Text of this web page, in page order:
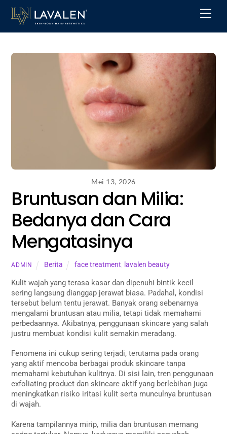
content
Mei 13, 2026
Bruntusan dan Milia:
Bedanya dan Cara
Mengatasinya
ADMIN Berita face treatment lavalen beauty
Kulit wajah yang terasa kasar dan dipenuhi bintik kecil
sering langsung dianggap jerawat biasa. Padahal, kondisi
tersebut belum tentu jerawat. Banyak orang sebenarnya
mengalami bruntusan atau milia, tetapi tidak memahami
perbedaannya. Akibatnya, penggunaan skincare yang salah
justru membuat kondisi kulit semakin meradang.
Fenomena ini cukup sering terjadi, terutama pada orang
yang aktif mencoba berbagai produk skincare tanpa
memahami kebutuhan kulitnya. Di sisi lain, tren penggunaan
exfoliating product dan skincare aktif yang berlebihan juga
meningkatkan risiko iritasi kulit serta munculnya bruntusan
di wajah.
Karena tampilannya mirip, milia dan bruntusan memang